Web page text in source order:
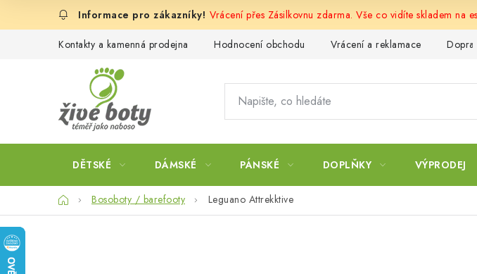
Vrácení přes Zásilkovnu zdarma. Vše co vidíte skladem na
Kontakty a kamenná prodejna Hodnocení obchodu Vrácení a reklamace
DĚTSKÉ DÁMSKÉ PÁNSKÉ DOPLŇKY VÝPRODEJ
DomůBosoboty / barefooty Leguano Attrekktive